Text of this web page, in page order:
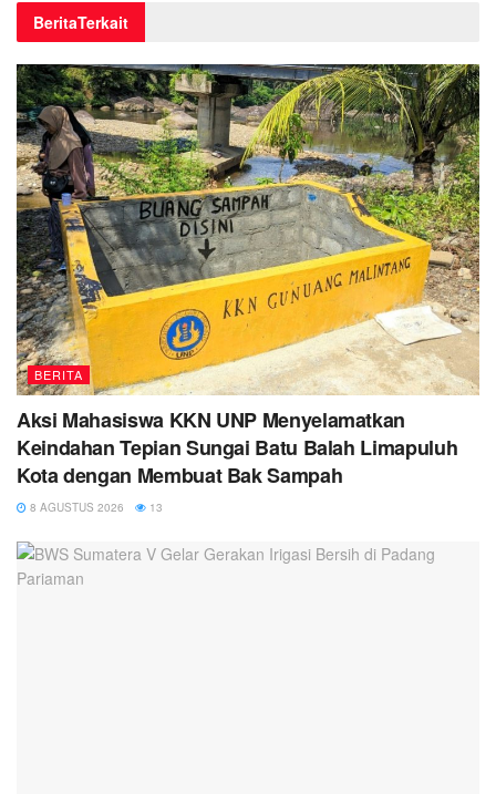
BeritaTerkait
BERITA
Aksi Mahasiswa KKN UNP Menyelamatkan
Keindahan Tepian Sungai Batu Balah Limapuluh
Kota dengan Membuat Bak Sampah
8 AGUSTUS 2026 13